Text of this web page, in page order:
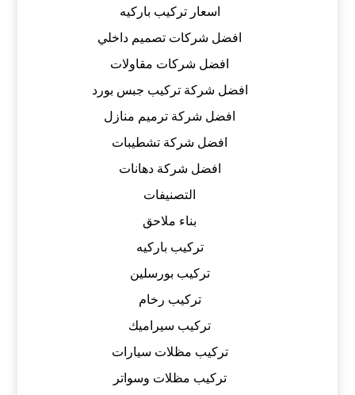
اسعار تركيب باركيه
افضل شركات تصميم داخلي
افضل شركات مقاولات
افضل شركة تركيب جبس بورد
افضل شركة ترميم منازل
افضل شركة تشطيبات
افضل شركة دهانات
التصنيفات
بناء ملاحق
تركيب باركيه
تركيب بورسلين
تركيب رخام
تركيب سيراميك
تركيب مظلات سيارات
تركيب مظلات وسواتر